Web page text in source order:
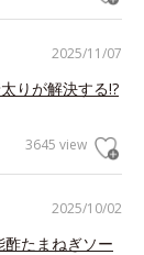
2025/11/07
りが解決する!?
3645 view
2025/10/02
たまねぎソー